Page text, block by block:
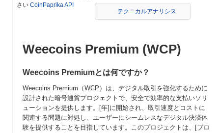
さい CoinPaprika API
テクニカルアナリシス
Weecoins Premium (WCP)
Weecoins Premiumとは何ですか？
Weecoins Premium（WCP）は、デジタル取引を強化するために
設計された暗号通貨プロジェクトで、安全で効率的な支払いソリ
ューションを提供します。[年]に開始され、取引速度とコストに
関連する問題に対処し、ユーザーにシームレスなデジタル決済体
験を提供することを目指しています。このプロジェクトは、[ブロ